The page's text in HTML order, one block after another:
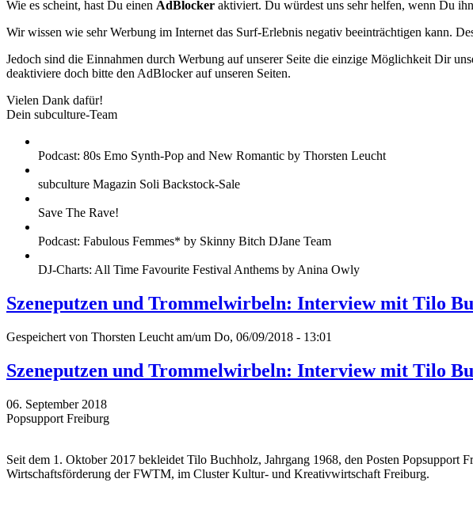
Wie es scheint, hast Du einen AdBlocker aktiviert. Du würdest uns sehr helfen, wenn Du
Wir wissen wie sehr Werbung im Internet das Surf-Erlebnis negativ beeinträchtigen kann.
Jedoch sind die Einnahmen durch Werbung auf unserer Seite die einzige Möglichkeit Dir
deaktiviere doch bitte den AdBlocker auf unseren Seiten.
Vielen Dank dafür!
Dein subculture-Team
Podcast: 80s Emo Synth-Pop and New Romantic by Thorsten Leucht
subculture Magazin Soli Backstock-Sale
Save The Rave!
Podcast: Fabulous Femmes* by Skinny Bitch DJane Team
DJ-Charts: All Time Favourite Festival Anthems by Anina Owly
Szeneputzen und Trommelwirbeln: Interview mit Tilo
Gespeichert von Thorsten Leucht am/um Do, 06/09/2018 - 13:01
Szeneputzen und Trommelwirbeln: Interview mit Tilo
06. September 2018
Popsupport Freiburg
Seit dem 1. Oktober 2017 bekleidet Tilo Buchholz, Jahrgang 1968, den Posten Popsupport
Wirtschaftsförderung der FWTM, im Cluster Kultur- und Kreativwirtschaft Freiburg.